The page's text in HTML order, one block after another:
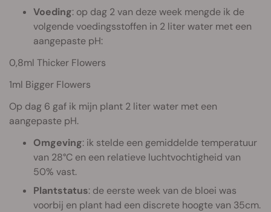
Voeding: op dag 2 van deze week mengde ik de
volgende voedingsstoffen in 2 liter water met een
aangepaste pH:
0,8ml Thicker Flowers
1ml Bigger Flowers
Op dag 6 gaf ik mijn plant 2 liter water met een
aangepaste pH.
Omgeving: ik stelde een gemiddelde temperatuur
van 28°C en een relatieve luchtvochtigheid van
50% vast.
Plantstatus: de eerste week van de bloei was
voorbij en plant had een discrete hoogte van 35cm.